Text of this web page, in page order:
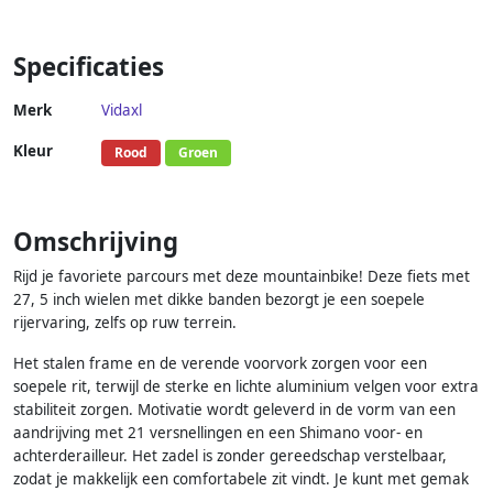
Lichtgewicht Lefvrije Banden
Ombouwbaar tot Loopfiets
Driewieler Tweewieler voor
Specificaties
Merk Vidaxl
Kleur Rood Groen
Omschrijving
Rijd je favoriete parcours met deze mountainbike! Deze fiets met
27, 5 inch wielen met dikke banden bezorgt je een soepele
rijervaring, zelfs op ruw terrein.
Het stalen frame en de verende voorvork zorgen voor een
soepele rit, terwijl de sterke en lichte aluminium velgen voor extra
stabiliteit zorgen. Motivatie wordt geleverd in de vorm van een
aandrijving met 21 versnellingen en een Shimano voor- en
achterderailleur. Het zadel is zonder gereedschap verstelbaar,
zodat je makkelijk een comfortabele zit vindt. Je kunt met gemak